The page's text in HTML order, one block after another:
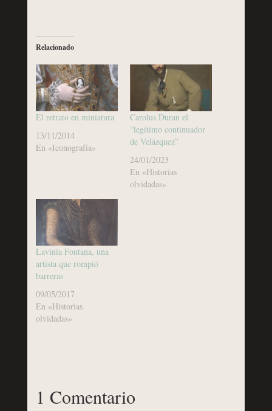
Relacionado
El retrato en miniatura
13/11/2014
En «Iconografía»
Carolus Duran el
“legítimo continuador
de Velázquez”
24/01/2023
En «Historias
olvidadas»
Lavinia Fontana, una
artista que rompió
barreras
09/05/2017
En «Historias
olvidadas»
1 Comentario